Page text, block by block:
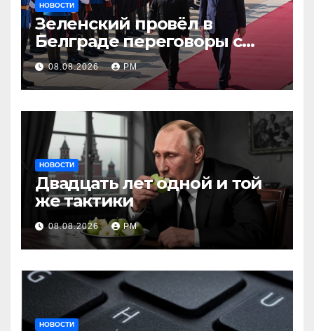
НОВОСТИ
Зеленский провёл в
Белграде переговоры с
Вучичем
08.08.2026 РМ
НОВОСТИ
Двадцать лет одной и той
же тактики
08.08.2026 РМ
НОВОСТИ